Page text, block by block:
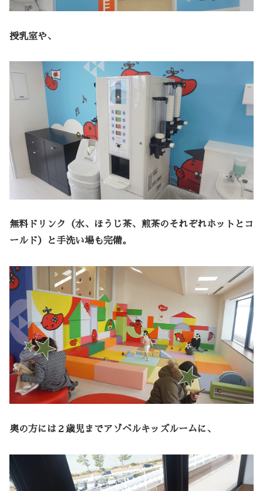
授乳室や、
無料ドリンク（水、ほうじ茶、煎茶のそれぞれホットとコ
ールド）と手洗い場も完備。
奥の方には２歳児までアゾベルキッズルームに、